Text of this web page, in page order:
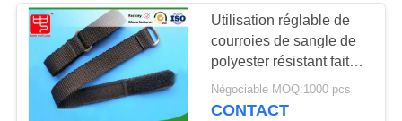
Courroies de
crochet et de
bagage de boucle
Utilisation réglable de
courroies de sangle de
polyester résistant fait
sur commande de taille
pour la réparation
Négociable MOQ:1000 pcs
CONTACT